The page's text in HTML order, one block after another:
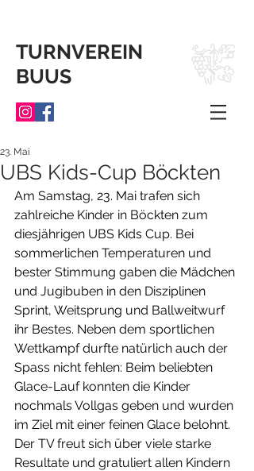
TURNVEREIN
BUUS
UBS Kids-Cup Böckten
23. Mai
Am Samstag, 23. Mai trafen sich
zahlreiche Kinder in Böckten zum
diesjährigen UBS Kids Cup. Bei
sommerlichen Temperaturen und
bester Stimmung gaben die Mädchen
und Jugibuben in den Disziplinen
Sprint, Weitsprung und Ballweitwurf
ihr Bestes. Neben dem sportlichen
Wettkampf durfte natürlich auch der
Spass nicht fehlen: Beim beliebten
Glace-Lauf konnten die Kinder
nochmals Vollgas geben und wurden
im Ziel mit einer feinen Glace belohnt.
Der TV freut sich über viele starke
Resultate und gratuliert allen Kindern